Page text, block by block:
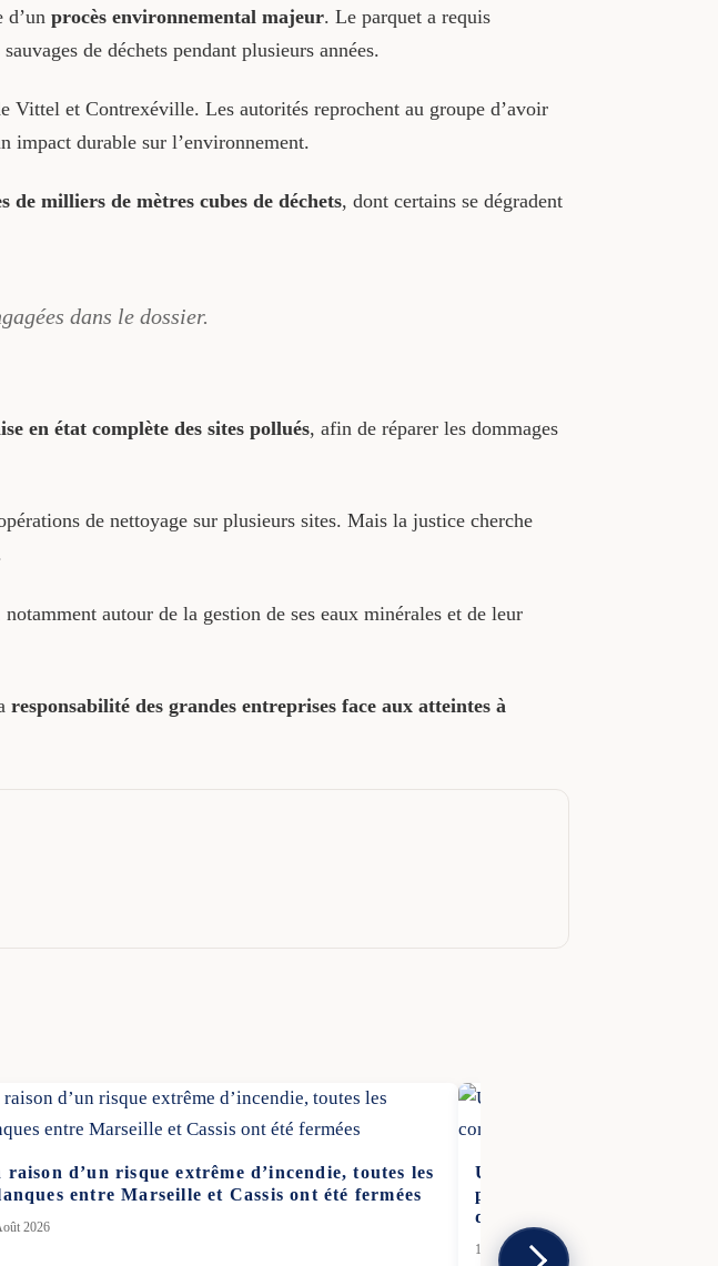
d’un procès environnemental majeur. Le parquet a requis
de déchets pendant plusieurs années.
Vittel et Contrexéville. Les autorités reprochent au groupe d’avoir
impact durable sur l’environnement.
de milliers de mètres cubes de déchets, dont certains se dégradent
dans le dossier.
en état complète des sites pollués, afin de réparer les dommages
de nettoyage sur plusieurs sites. Mais la justice cherche
autour de la gestion de ses eaux minérales et de leur
responsabilité des grandes entreprises face aux atteintes à
raison d’un risque extrême d’incendie, toutes les
entre Marseille et Cassis ont été fermées
2026
Une île sans habitants mais
propriétaires » : comment
deux souverainetés
11 Fév 2026